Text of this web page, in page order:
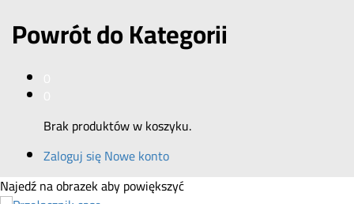
Powrót doKategorii
Brak produktów w koszyku.
Zaloguj sięNowe konto
Najedź na obrazek aby powiększyć